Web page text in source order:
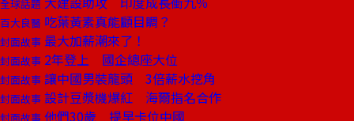
全球話題
百大良醫 吃葉黃素真能顧目睭？
封面故事 最大加薪潮來了！
封面故事 2年登上 國企總座大位
封面故事 讓中國男裝龍頭 3倍薪水挖角
封面故事 設計豆漿機爆紅 海爾指名合作
封面故事 他們30歲 提早卡位中國